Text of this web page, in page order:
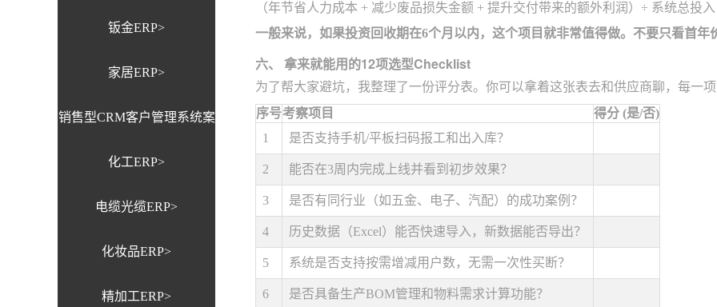
钣金ERP>
家居ERP>
销售型CRM客户管理系统案
例>
化工ERP>
电缆光缆ERP>
化妆品ERP>
精加工ERP>
（年节省人力成本 + 减少废品损失金额 + 提升交付带来的额外利润）÷ 系统总投入
一般来说，如果投资回收期在6个月以内，这个项目就非常值得做。不要只看首年
六、 拿来就能用的12项选型Checklist
为了帮大家避坑，我整理了一份评分表。你可以拿着这张表去和供应商聊，每一项
序号考察项目
得分 (是/否)
1
是否支持手机/平板扫码报工和出入库？
2 能否在3周内完成上线并看到初步效果？
3 是否有同行业（如五金、电子、汽配）的成功案例？
4 历史数据（Excel）能否快速导入，新数据能否导出？
5 系统是否支持按需增减用户数，无需一次性买断？
6 是否具备生产BOM管理和物料需求计算功能？